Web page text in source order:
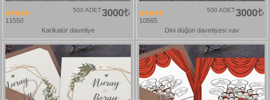
11550
3000
500 ADET
Karikatür davetiye
10565
3000
500 ADET
Dini düğün davetiyesi vav